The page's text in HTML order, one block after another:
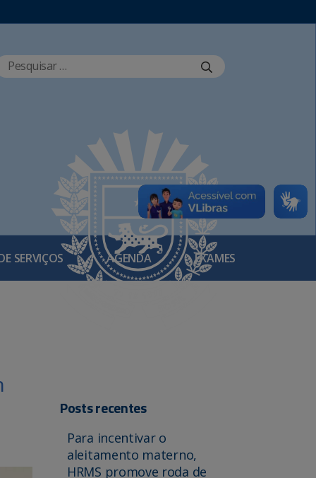
SERVIÇOS AGENDA EXAMES
Posts recentes
Para incentivar o
aleitamento materno,
HRMS promove roda de